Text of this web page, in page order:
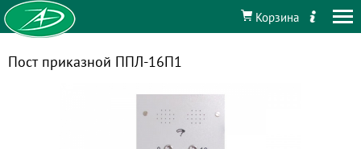
Корзина
Пост приказной ППЛ-16П1